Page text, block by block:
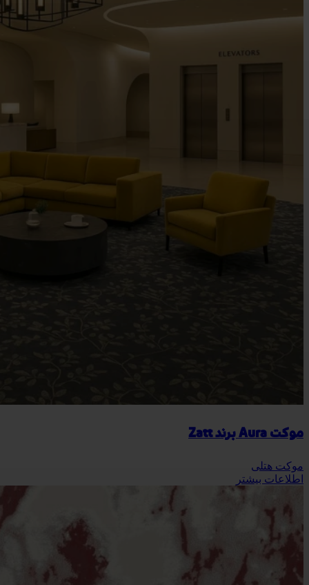
موکت Aura برند Zatt
موکت هتلی
اطلاعات بیشتر